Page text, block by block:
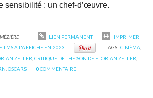
sensibilité : un chef-d’œuvre.
LIEN PERMANENT
IMPRIMER
A L'AFFICHE EN 2023 TAGS :CINÉMA
ZELLER ,CRITIQUE DE THE SON DE FLORIAN ZELLER
,OSCARS 0COMMENTAIRE